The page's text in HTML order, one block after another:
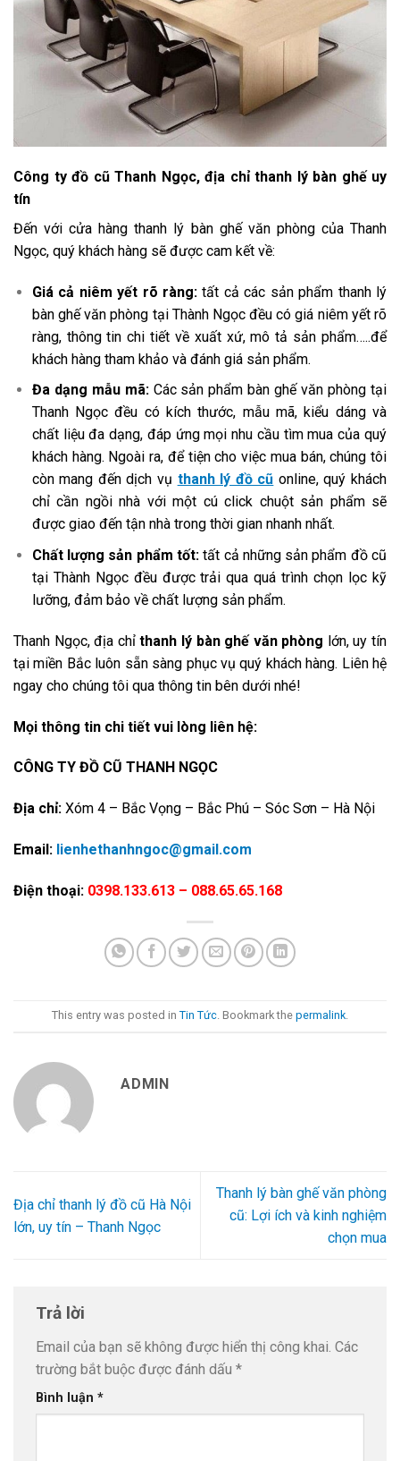
Công ty đồ cũ Thanh Ngọc, địa chỉ thanh lý bàn ghế uy
tín
Đến với cửa hàng thanh lý bàn ghế văn phòng của Thanh
Ngọc, quý khách hàng sẽ được cam kết về:
Giá cả niêm yết rõ ràng:tất cả các sản phẩm thanh lý
bàn ghế văn phòng tại Thành Ngọc đều có giá niêm yết rõ
ràng, thông tin chi tiết về xuất xứ, mô tả sản phẩm…..để
khách hàng tham khảo và đánh giá sản phẩm.
Đa dạng mẫu mã:Các sản phẩm bàn ghế văn phòng tại
Thanh Ngọc đều có kích thước, mẫu mã, kiểu dáng và
chất liệu đa dạng, đáp ứng mọi nhu cầu tìm mua của quý
khách hàng. Ngoài ra, để tiện cho việc mua bán, chúng tôi
còn mang đến dịch vụ thanh lý đồ cũ online, quý khách
chỉ cần ngồi nhà với một cú click chuột sản phẩm sẽ
được giao đến tận nhà trong thời gian nhanh nhất.
Chất lượng sản phẩm tốt:tất cả những sản phẩm đồ cũ
tại Thành Ngọc đều được trải qua quá trình chọn lọc kỹ
lưỡng, đảm bảo về chất lượng sản phẩm.
Thanh Ngọc, địa chỉthanh lý bàn ghế văn phòng lớn, uy tín
tại miền Bắc luôn sẵn sàng phục vụ quý khách hàng. Liên hệ
ngay cho chúng tôi qua thông tin bên dưới nhé!
Mọi thông tin chi tiết vui lòng liên hệ:
CÔNG TY ĐỒ CŨ THANH NGỌC
Địa chỉ: Xóm 4 – Bắc Vọng – Bắc Phú – Sóc Sơn – Hà Nội
Email: lienhethanhngoc@gmail.com
Điện thoại: 0398.133.613 – 088.65.65.168
This entry was posted in Tin Tức. Bookmark the permalink.
ADMIN
Địa chỉ thanh lý đồ cũ Hà Nội
lớn, uy tín – Thanh Ngọc
Thanh lý bàn ghế văn phòng
cũ: Lợi ích và kinh nghiệm
chọn mua
Trả lời
Email của bạn sẽ không được hiển thị công khai. Các
trường bắt buộc được đánh dấu *
Bình luận *